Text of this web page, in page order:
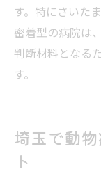
す。特にさいた
密着型の病院は
判断材料となる
す。
埼玉で動
ト